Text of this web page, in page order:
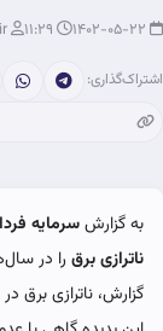
اشتراک‌گذاری:
به گزارشسرمایه فردا
ناترازی برق را در
گزارش، ناترازی